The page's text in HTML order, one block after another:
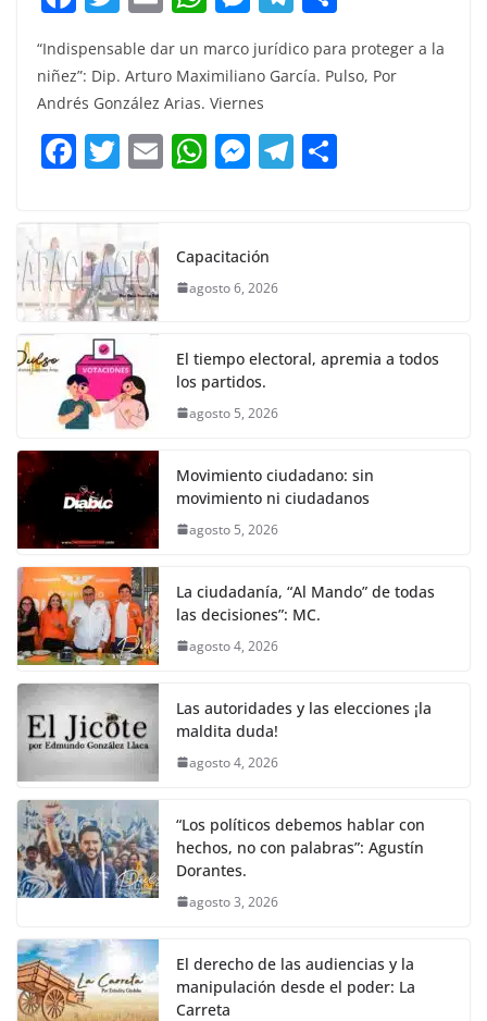
c
e
b
o
k
w
itt
er
ai
l
at
s
A
p
e
ss
e
n
g
e
a
m
m
“Indispensable dar un marco jurídico para proteger a la
niñez”: Dip. Arturo Maximiliano García. Pulso, Por
Andrés González Arias. Viernes
F
c
e
b
o
o
k
T
itt
er
E W
s
A
p
M
e
n
er
T
Capacitación
agosto 6, 2026
El tiempo electoral, apremia a todos
los partidos.
agosto 5, 2026
Movimiento ciudadano: sin
movimiento ni ciudadanos
agosto 5, 2026
La ciudadanía, “Al Mando” de todas
las decisiones”: MC.
agosto 4, 2026
Las autoridades y las elecciones ¡la
maldita duda!
agosto 4, 2026
“Los políticos debemos hablar con
hechos, no con palabras”: Agustín
Dorantes.
agosto 3, 2026
El derecho de las audiencias y la
manipulación desde el poder: La
Carreta